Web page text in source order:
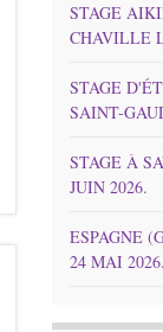
STAGE
CHAVILLE
STAGE
SAINT-
STAGE À
JUIN 2026.
ESPAGNE
24 MAI 2026.